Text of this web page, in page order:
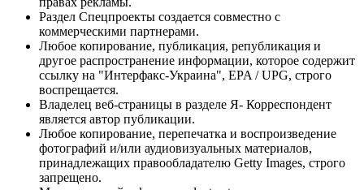
Раздел Спецпроекты создается совместно с
коммерческими партнерами.
Любое копирование, публикация, републикация и
другое распространение информации, которое содержит
ссылку на "Интерфакс-Украина", EPA / UPG, строго
воспрещается.
Владелец веб-страницы в разделе Я- Корреспондент
является автор публикации.
Любое копирование, перепечатка и воспроизведение
фотографий и/или аудиовизуальных материалов,
принадлежащих правообладателю Getty Images, строго
запрещено.